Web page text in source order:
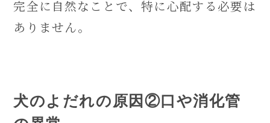
完全に自然なことで、特に心配する必要は
ありません。
犬のよだれの原因②口や消化管